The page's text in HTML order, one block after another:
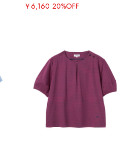
￥6,160 20%OFF